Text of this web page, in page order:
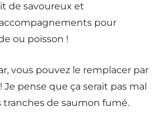
de savoureux et
pour
ou poisson !
vous pouvez le remplacer par
pense que ça serait pas mal
tranches de saumon fumé.